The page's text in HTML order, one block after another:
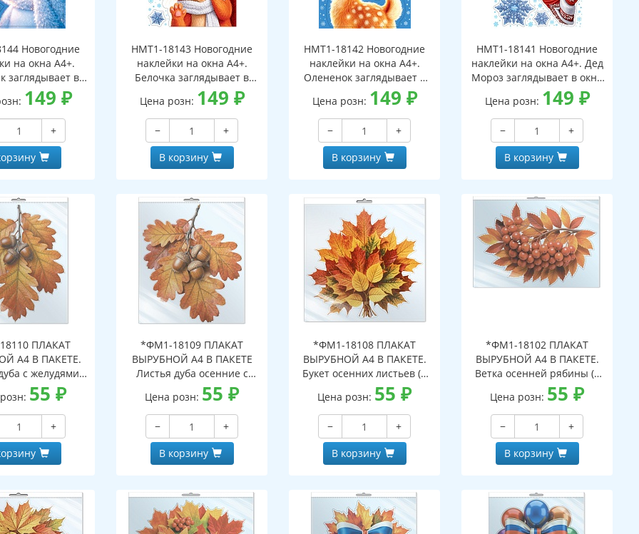
Новогодние
на окна А4+.
заглядывает в
обеих сторон,
149 ₽
+
НМТ1-18143 Новогодние
наклейки на окна А4+.
Белочка заглядывает в
окно (двухсторонние,
видны с обеих сторон,
многоразовые)
Цена розн: 149 ₽
−
+
В корзину
НМТ1-18142 Новогодние
наклейки на окна А4+.
Олененок заглядывает в
окно (двухсторонние,
видны с обеих сторон,
многоразовые)
Цена розн: 149 ₽
−
+
В корзину
НМТ1-18141 Новогодние
наклейки на окна А4+. Дед
Мороз заглядывает в окно
(двухсторонние, видны с
обеих сторон,
многоразовые)
Цена розн: 149 ₽
−
+
В корзину
ПЛАКАТ
А4 В ПАКЕТЕ.
с желудями
осенние (в
упаковке,
и клеевым
двухсторонний,
ВД-лак)
55₽
+
*ФМ1-18109 ПЛАКАТ
ВЫРУБНОЙ А4 В ПАКЕТЕ
Листья дуба осенние с
желудями (в
индивидуальной упаковке,
с европодвесом и клеевым
клапаном, двухсторонний,
ВД-лак)
Цена розн: 55₽
−
+
В корзину
*ФМ1-18108 ПЛАКАТ
ВЫРУБНОЙ А4 В ПАКЕТЕ.
Букет осенних листьев (в
индивидуальной упаковке,
с европодвесом и клеевым
клапаном, двухсторонний,
ВД-лак)
Цена розн: 55₽
−
+
В корзину
*ФМ1-18102 ПЛАКАТ
ВЫРУБНОЙ А4 В ПАКЕТЕ.
Ветка осенней рябины (в
индивидуальной упаковке,
с европодвесом и клеевым
клапаном, двухсторонний,
ВД-лак)
Цена розн: 55₽
−
+
В корзину